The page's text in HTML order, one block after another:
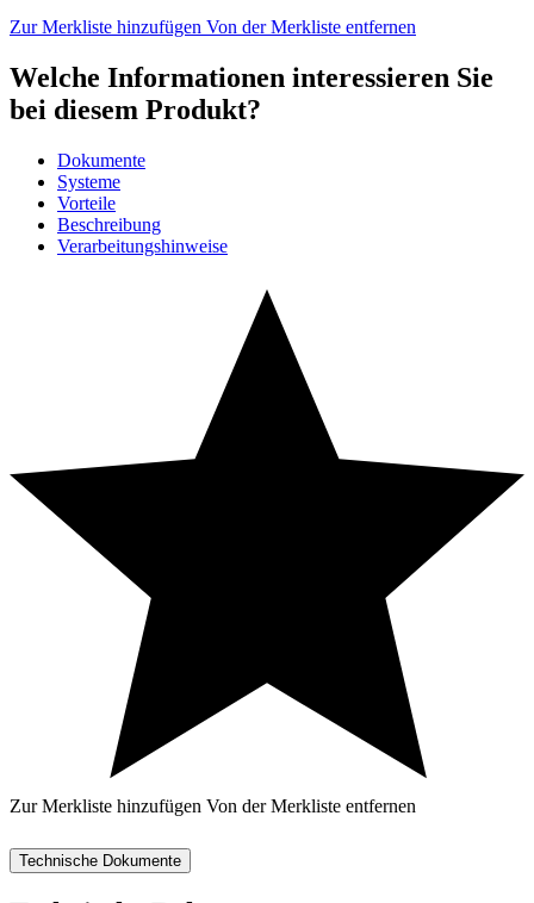
Zur Merkliste hinzufügen Von der Merkliste entfernen
Welche Informationen interessieren Sie
bei diesem Produkt?
Dokumente
Systeme
Vorteile
Beschreibung
Verarbeitungshinweise
Zur Merkliste hinzufügen Von der Merkliste entfernen
Technische Dokumente